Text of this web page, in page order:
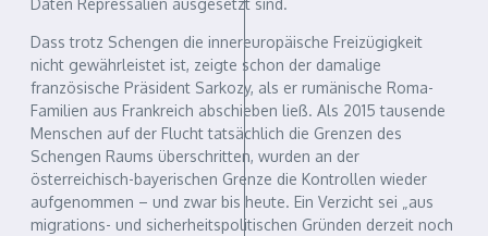
Daten Repressalien ausgesetzt sind.
Dass trotz Schengen die innereuropäische Freizügigkeit
nicht gewährleistet ist, zeigte schon der damalige
französische Präsident Sarkozy, als er rumänische Roma-
Familien aus Frankreich abschieben ließ. Als 2015 tausende
Menschen auf der Flucht tatsächlich die Grenzen des
Schengen Raums überschritten, wurden an der
österreichisch-bayerischen Grenze die Kontrollen wieder
aufgenommen – und zwar bis heute. Ein Verzicht sei „aus
migrations- und sicherheitspolitischen Gründen derzeit noch